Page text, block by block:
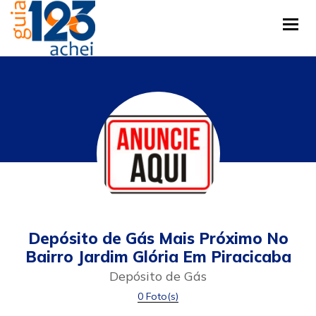
Depósito de Gás Mais Próximo No
Bairro Jardim Glória Em Piracicaba
Depósito de Gás
0 Foto(s)